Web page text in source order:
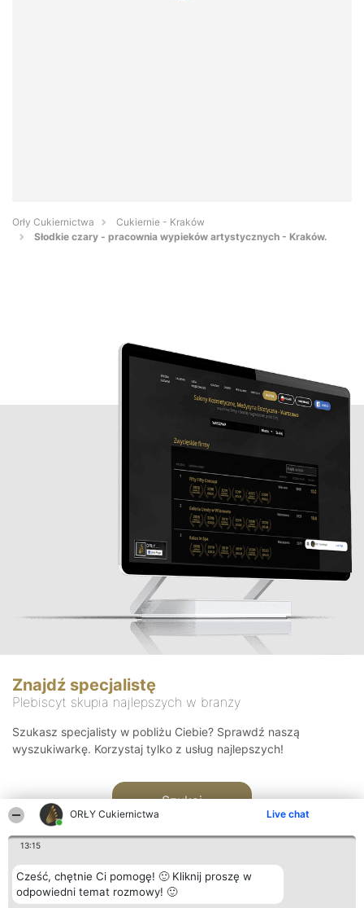
ORŁY Cukiernictwa Live chat
13:15
Cześć, chętnie Ci pomogę! 🙂 Kliknij proszę w
odpowiedni temat rozmowy! 🙂
Orły Cukiernictwa
Cukiernie - Kraków
Słodkie czary - pracownia wypieków artystycznych - Kraków.
Znajdź specjalistę
Plebiscyt skupia najlepszych w branży
Szukasz specjalisty w pobliżu Ciebie? Sprawdź naszą
wyszukiwarkę. Korzystaj tylko z usług najlepszych!
Szukaj